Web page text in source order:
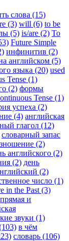
слова (15)
(3) will (6) to be
(5) is/are (2) To
Future Simple
инфинитив (2)
английском (5)
языка (20) used
Tense (1)
(2) формы
Tense (1)
успеха (2)
(4) английская
глагол (12)
словарный запас
(2)
английского (2)
(2) день
(2)
число (1)
in the Past (3)
прямая и
звуки (1)
в чём
словарь (106)